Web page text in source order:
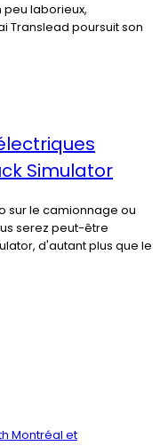
laborieux,
Translead poursuit son
Simulator
sur le camionnage ou
serez peut-être
d'autant plus que le